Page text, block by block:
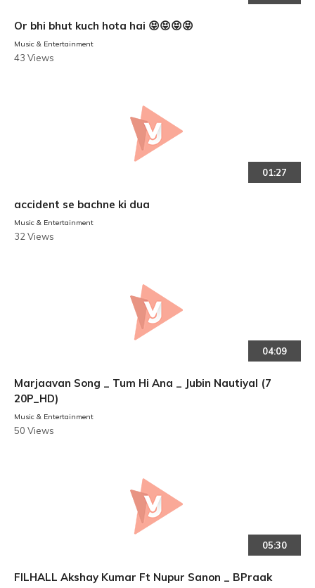
Or bhi bhut kuch hota hai 😝😝😝😝
Music & Entertainment
43 Views
01:27
accident se bachne ki dua
Music & Entertainment
32 Views
04:09
Marjaavan Song _ Tum Hi Ana _ Jubin Nautiyal (7
20P_HD)
Music & Entertainment
50 Views
05:30
FILHALL Akshay Kumar Ft Nupur Sanon _ BPraak